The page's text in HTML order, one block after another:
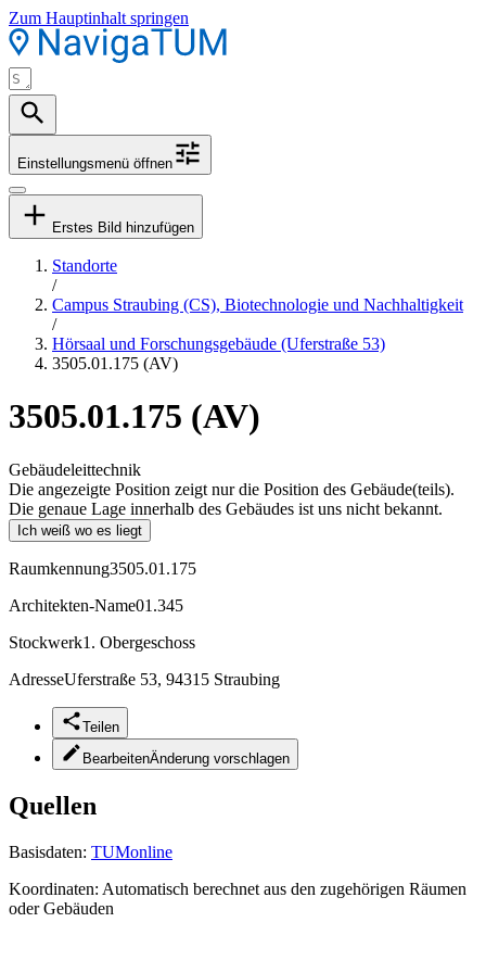
Zum Hauptinhalt springen
Einstellungsmenü öffnen
Erstes Bild hinzufügen
Standorte
/
Campus Straubing (CS), Biotechnologie und Nachhaltigkeit
/
Hörsaal und Forschungsgebäude (Uferstraße 53)
3505.01.175 (AV)
3505.01.175 (AV)
Gebäudeleittechnik
Die angezeigte Position zeigt nur die Position des Gebäude(teils).
Die genaue Lage innerhalb des Gebäudes ist uns nicht bekannt.
Ich weiß wo es liegt
Raumkennung3505.01.175
Architekten-Name01.345
Stockwerk1. Obergeschoss
AdresseUferstraße 53, 94315 Straubing
Teilen
BearbeitenÄnderung vorschlagen
Quellen
Basisdaten: TUMonline
Koordinaten: Automatisch berechnet aus den zugehörigen Räumen
oder Gebäuden